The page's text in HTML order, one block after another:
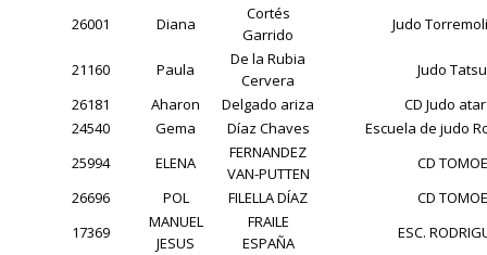
26001 Diana
Cortés
Garrido
Judo
21160 Paula
De la Rubia
Cervera
Judo Tatsu
26181
Aharon Delgado ariza
CD Judo
24540
Gema Díaz Chaves
Escuela de judo
25994
ELENA
FERNANDEZ
VAN-PUTTEN
CD TOMOE
26696
POL FILELLA DÍAZ
CD TOMOE
17369
MANUEL
JESUS
FRAILE
ESPAÑA
ESC.